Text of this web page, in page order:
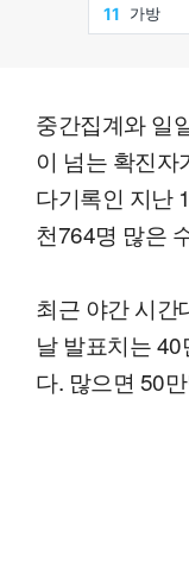
중간집계와 일
이 넘는 확진자
다기록인 지난
천764명 많은
최근 야간 시간
날 발표치는
다. 많으면 50